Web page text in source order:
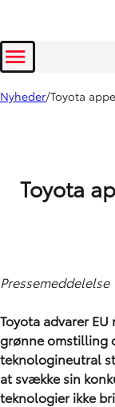
Menu
Nyheder Toyota
Toyota
Pressemeddelelse
Toyota advarer
grønne omstilling
teknologineutral
at svække sin
teknologier ikke